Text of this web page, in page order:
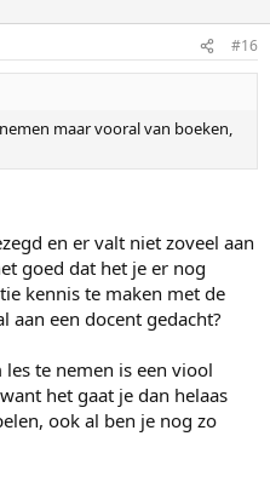
#16
maar vooral van boeken,
en er valt niet zoveel aan
goed dat het je er nog
kennis te maken met de
aan een docent gedacht?
te nemen is een viool
het gaat je dan helaas
ook al ben je nog zo